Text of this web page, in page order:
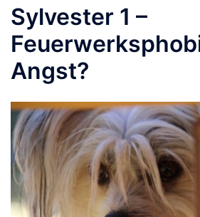
Sylvester 1 –
Angst?